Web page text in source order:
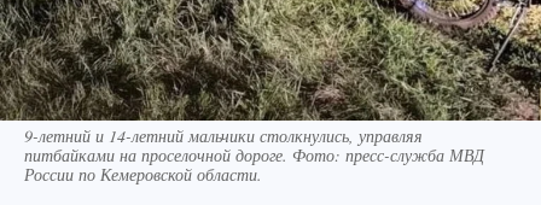
9-летний и 14-летний мальчики столкнулись, управляя
питбайками на проселочной дороге. Фото: пресс-служба МВД
России по Кемеровской области.